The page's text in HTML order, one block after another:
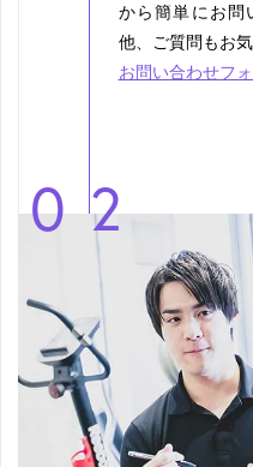
から簡単にお問
他、ご質問もお
お問い合わせフ
02